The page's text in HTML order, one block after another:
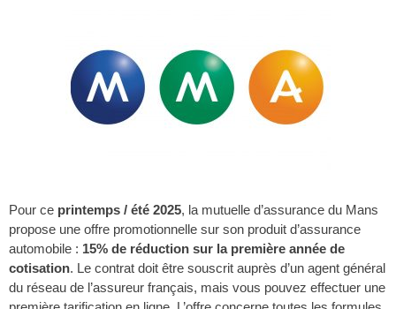
Pour ce printemps / été 2025, la mutuelle d’assurance du Mans
propose une offre promotionnelle sur son produit d’assurance
automobile : 15% de réduction sur la première année de
cotisation. Le contrat doit être souscrit auprès d’un agent général
du réseau de l’assureur français, mais vous pouvez effectuer une